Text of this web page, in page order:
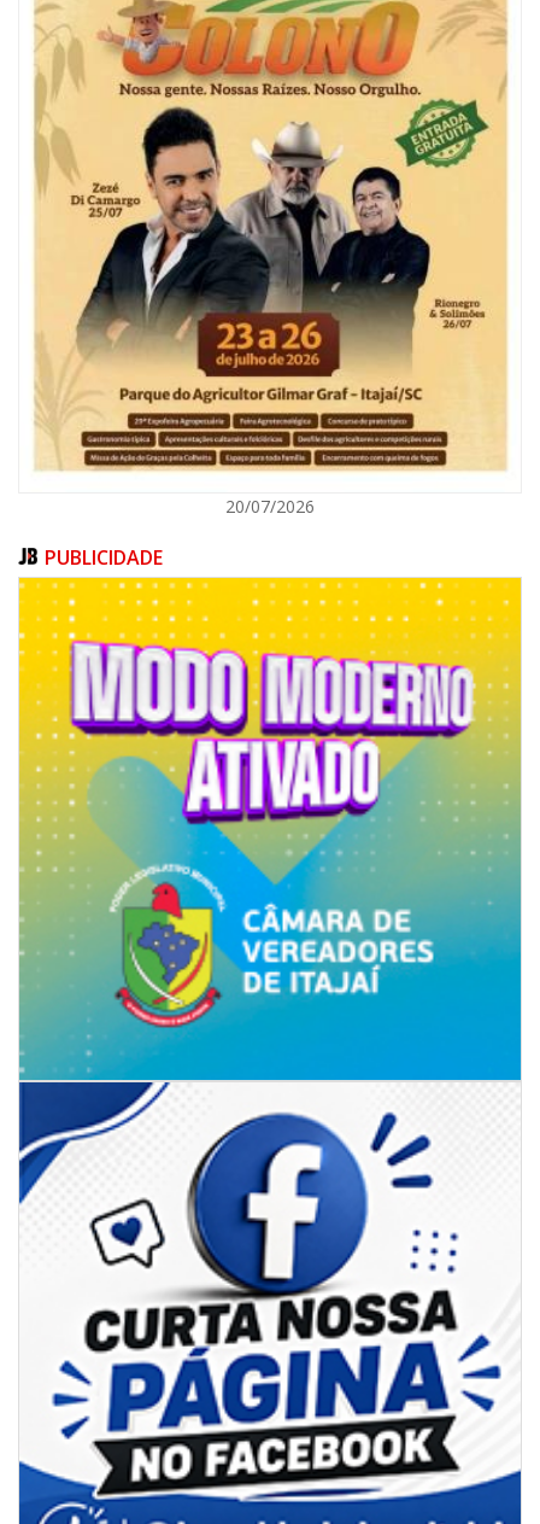
07/08/2026 | 18:03
COLUNA DO PRISCO PARAÍSO: Mídia domesticada, Centrão comprado e
Supremo fazendo jogo sujo
ITAJAÍ
07/08/2026 | 18:12
Festa das Tradições Brasileiras reúne 4.145 pessoas na estreia, e
Reginaldo Sama sobe ao palco nesta sexta, às 19h
BALNEÁRIO CAMBORIÚ
20/07/2026
PUBLICIDADE